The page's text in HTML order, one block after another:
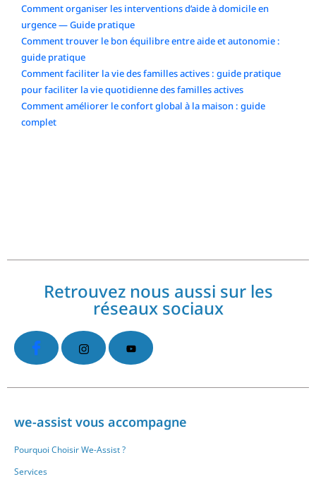
Comment organiser les interventions d’aide à domicile en
urgence — Guide pratique
Comment trouver le bon équilibre entre aide et autonomie :
guide pratique
Comment faciliter la vie des familles actives : guide pratique
pour faciliter la vie quotidienne des familles actives
Comment améliorer le confort global à la maison : guide
complet
Retrouvez nous aussi sur les
réseaux sociaux
we-assist vous accompagne
Pourquoi Choisir We-Assist ?
Services